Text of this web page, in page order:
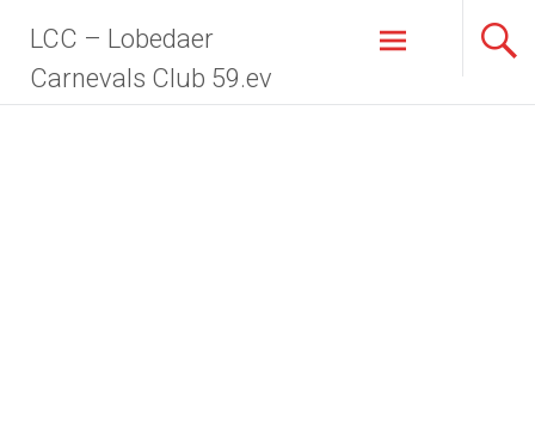
LCC – Lobedaer
Carnevals Club 59.ev